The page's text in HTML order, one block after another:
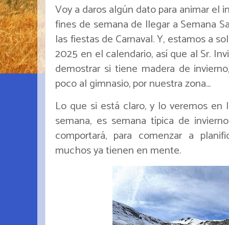
Voy a daros algún dato para animar el
fines de semana de llegar a Semana
las fiestas de Carnaval. Y, estamos a
2025 en el calendario, así que al Sr.
demostrar si tiene madera de
poco al gimnasio, por nuestra zona...
Lo que si está claro, y lo veremos en
semana, es semana típica de
comportará, para comenzar a
muchos ya tienen en mente.